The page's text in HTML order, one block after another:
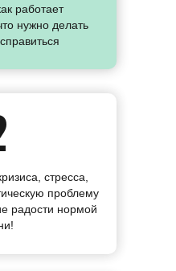
работает
нужно делать
стресса,
проблему
радости нормой